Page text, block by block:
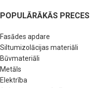
POPULĀRĀKĀS PRECES
Fasādes apdare
Siltumizolācijas materiāli
Būvmateriāli
Metāls
Elektrība